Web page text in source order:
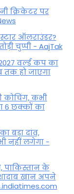
क्रिकेटर पर
ऑलराउंडर?
चुप्पी - AajTak
वर्ल्ड कप का
तक हो जाएगा
कोच‍िंग, कभी
6 छक्कों का
बड़ा दांव,
नहीं लगेगा -
पाकिस्तान के
खान अपने